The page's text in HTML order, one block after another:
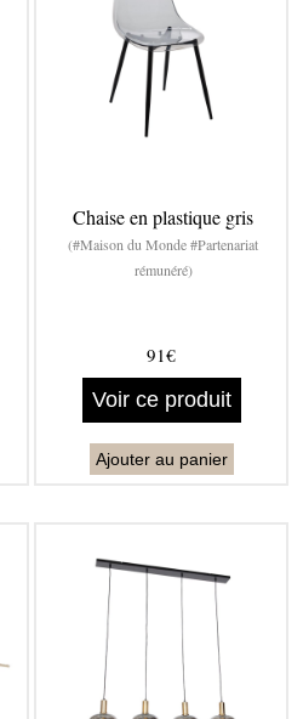
Chaise en plastique gris
(#Maison du Monde #Partenariat
rémunéré)
91€
Voir ce produit
Ajouter au panier